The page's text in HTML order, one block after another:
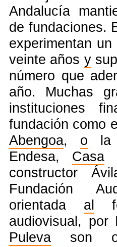
Andalucía
de fundaciones.
experimentan
veinte años y
número que
año. Muchas
instituciones
fundación como
Abengoa, o la
Endesa, Casa
constructor
Fundación
orientada al
audiovisual,
Puleva son